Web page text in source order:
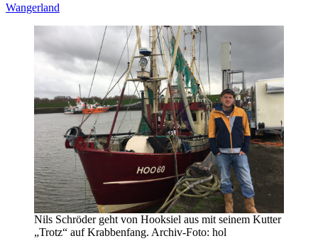
Wangerland
Nils Schröder geht von Hooksiel aus mit seinem Kutter
„Trotz“ auf Krabbenfang. Archiv-Foto: hol